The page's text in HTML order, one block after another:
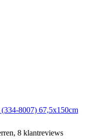
(334-8007) 67,5x150cm
8 klantreviews